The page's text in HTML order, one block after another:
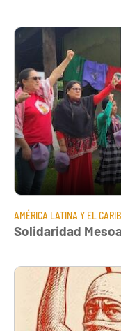
AMÉRICA LATINA Y EL
Solidaridad